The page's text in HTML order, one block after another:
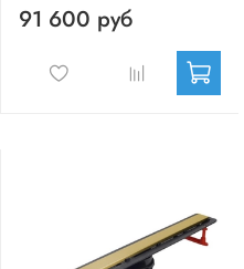
91 600 руб